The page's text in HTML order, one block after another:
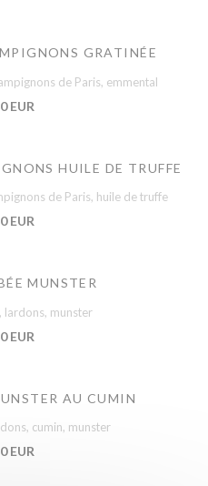
GRATINÉE
de Paris, emmental
EUR
HUILE DE TRUFFE
de Paris, huile de truffe
EUR
MUNSTER
lardons, munster
EUR
AU CUMIN
cumin, munster
EUR